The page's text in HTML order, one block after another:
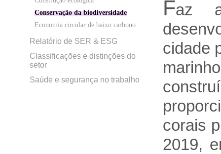
Conservação da biodiversidade
Economia circular de baixo carbono
Relatório de SER & ESG
Classificações e distinções do
setor
Saúde e segurança no trabalho
Faz
cidade
corais
2019,